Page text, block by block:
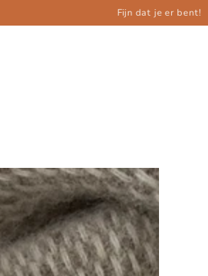
Fijn dat je er bent!